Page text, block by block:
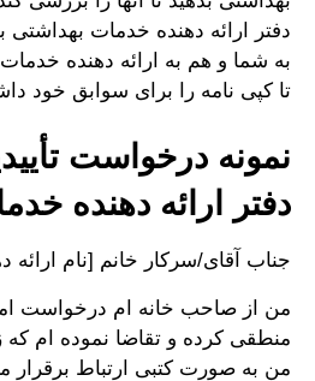
دفتر ارائه دهنده خدمات بهداشتی
به شما و هم به ارائه دهنده
تا کپی نامه را برای سوابق خود
نمونه درخواست
دفتر ارائه دهنده
جناب آقای/سرکار خانم [نام ارائه
من از صاحب خانه ام درخواست
منطقی کرده و تقاضا نموده ام
من به صورت کتبی ارتباط برقرار